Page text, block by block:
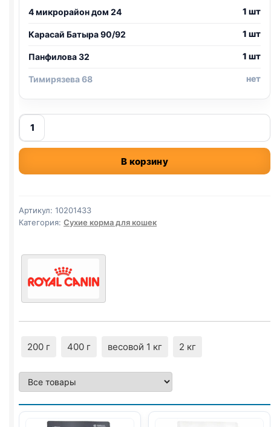
4 микрорайон дом 24 1 шт
Карасай Батыра 90/92 1 шт
Панфилова 32 1 шт
Тимирязева 68 нет
Количество
товара
Royal
сух.
400г
В корзину
Артикул: 10201433
Категория: Сухие корма для кошек
200 г 400 г весовой 1 кг 2 кг